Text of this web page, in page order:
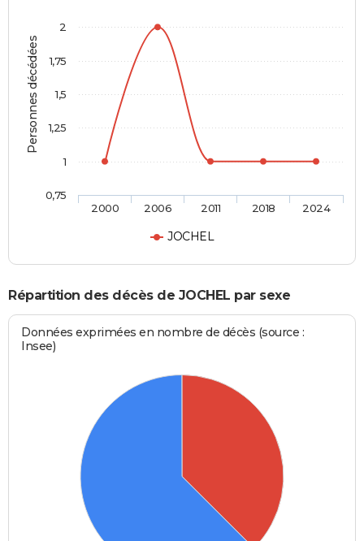
Personnes décédées
JOCHEL
2000 2006 2011 2018 2024
0,75
1
1,25
1,5
1,75
2
Répartition des décès de JOCHEL par sexe
Données exprimées en nombre de décès (source :
Insee)